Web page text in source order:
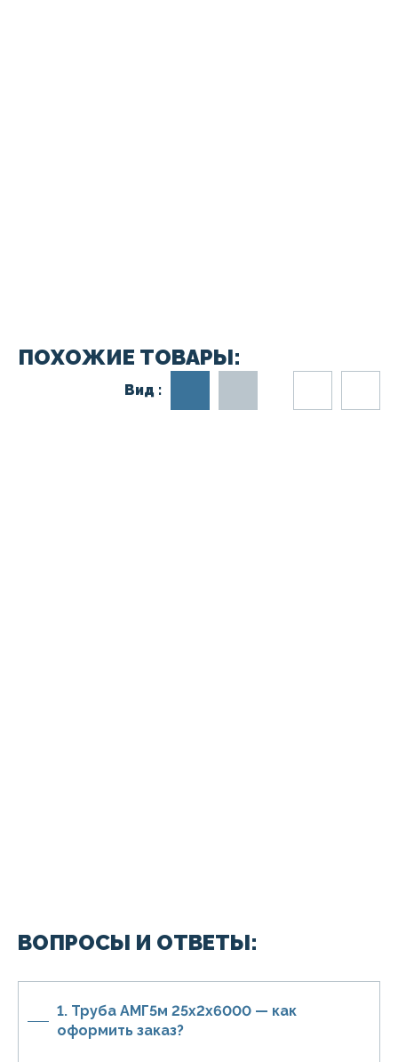
ПОХОЖИЕ ТОВАРЫ:
Вид :
ВОПРОСЫ И ОТВЕТЫ:
1. Труба АМГ5м 25х2х6000 — как
оформить заказ?